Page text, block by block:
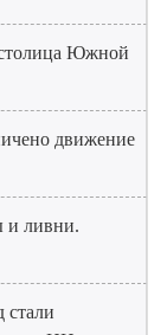
столица Южной
движение
и ливни.
стали